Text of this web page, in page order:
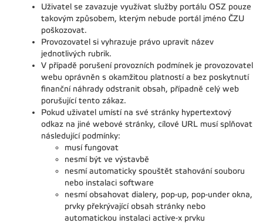
Uživatel se zavazuje využívat služby portálu OSZ pouze
takovým způsobem, kterým nebude portál jméno ČZU
poškozovat.
Provozovatel si vyhrazuje právo upravit název
jednotlivých rubrik.
V případě porušení provozních podmínek je provozovatel
webu oprávněn s okamžitou platností a bez poskytnutí
finanční náhrady odstranit obsah, případně celý web
porušující tento zákaz.
Pokud uživatel umístí na své stránky hypertextový
odkaz na jiné webové stránky, cílové URL musí splňovat
následující podmínky:
musí fungovat
nesmí být ve výstavbě
nesmí automaticky spouštět stahování souboru
nebo instalaci software
nesmí obsahovat dialery, pop-up, pop-under okna,
prvky překrývající obsah stránky nebo
automatickou instalaci active-x prvku